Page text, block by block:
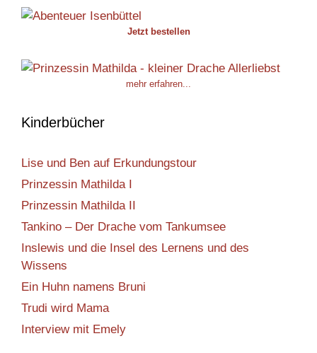
Jetzt bestellen
mehr erfahren...
Kinderbücher
Lise und Ben auf Erkundungstour
Prinzessin Mathilda I
Prinzessin Mathilda II
Tankino – Der Drache vom Tankumsee
Inslewis und die Insel des Lernens und des
Wissens
Ein Huhn namens Bruni
Trudi wird Mama
Interview mit Emely